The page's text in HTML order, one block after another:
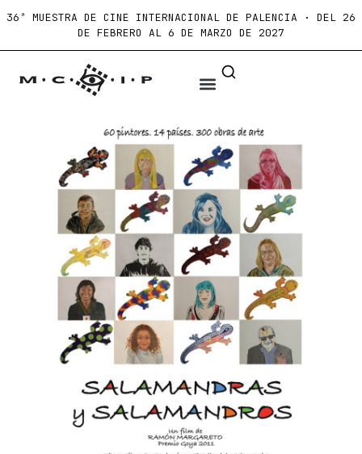
36ª MUESTRA DE CINE INTERNACIONAL DE PALENCIA · DEL 26
DE FEBRERO AL 6 DE MARZO DE 2027